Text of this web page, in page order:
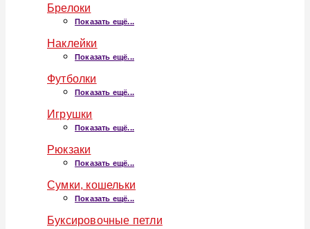
Брелоки
Показать ещё...
Наклейки
Показать ещё...
Футболки
Показать ещё...
Игрушки
Показать ещё...
Рюкзаки
Показать ещё...
Сумки, кошельки
Показать ещё...
Буксировочные петли